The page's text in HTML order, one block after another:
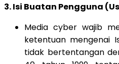
3. Isi Buatan Pengguna
Media cyber wajib
ketentuan mengenai
tidak bertentangan